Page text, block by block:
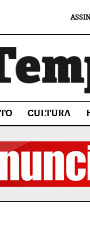
CULTURA